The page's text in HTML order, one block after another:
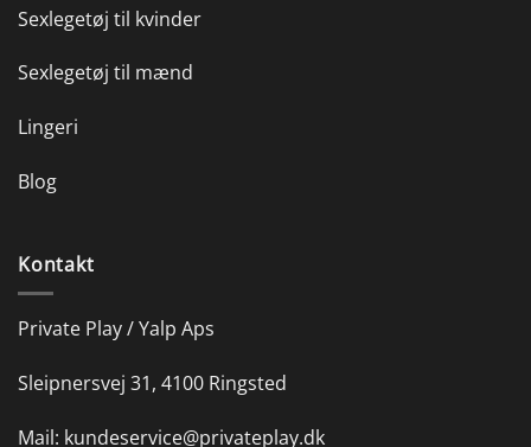
Sexlegetøj til kvinder
Sexlegetøj til mænd
Lingeri
Blog
Kontakt
Private Play / Yalp Aps
Sleipnersvej 31, 4100 Ringsted
Mail: kundeservice@privateplay.dk